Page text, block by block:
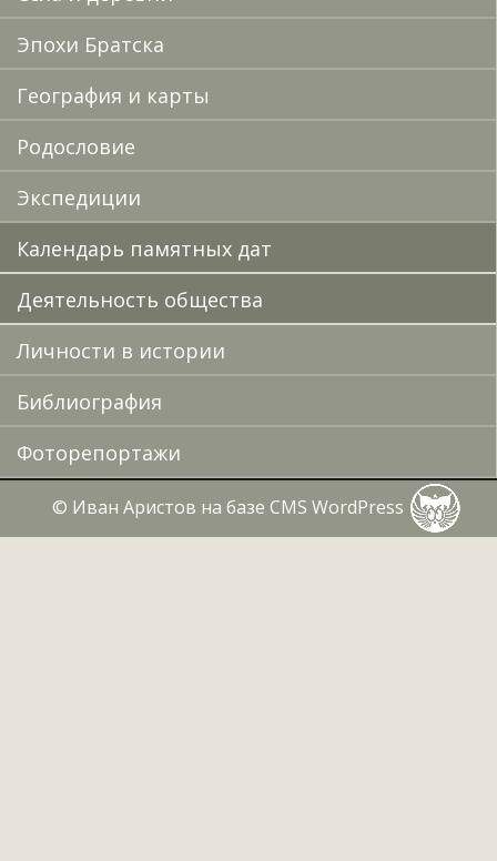
Эпохи Братска
География и карты
Родословие
Экспедиции
Календарь памятных дат
Деятельность общества
Личности в истории
Библиография
Фоторепортажи
© Иван Аристов на базе CMS WordPress